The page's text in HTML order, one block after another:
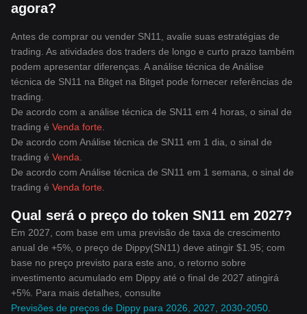
agora?
Antes de comprar ou vender SN11, avalie suas estratégias de
trading. As atividades dos traders de longo e curto prazo também
podem apresentar diferenças. A análise técnica de Análise
técnica de SN11 na Bitget na Bitget pode fornecer referências de
trading.
De acordo com a análise técnica de SN11 em 4 horas, o sinal de
trading é Venda forte
De acordo com Análise técnica de SN11 em 1 dia, o sinal de
trading é Venda
De acordo com Análise técnica de SN11 em 1 semana, o sinal de
trading é Venda forte
Qual será o preço do token SN11 em 2027?
Em 2027, com base em uma previsão de taxa de crescimento
anual de +5%, o preço de Dippy(SN11) deve atingir $1.95; com
base no preço previsto para este ano, o retorno sobre
investimento acumulado em Dippy até o final de 2027 atingirá
+5%. Para mais detalhes, consulte
Previsões de preços de Dippy para 2026, 2027, 2030-2050